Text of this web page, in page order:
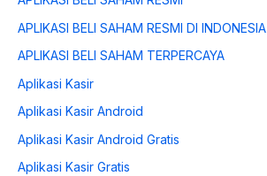
APLIKASI BELI SAHAM RESMI DI INDONESIA
APLIKASI BELI SAHAM TERPERCAYA
Aplikasi Kasir
Aplikasi Kasir Android
Aplikasi Kasir Android Gratis
Aplikasi Kasir Gratis